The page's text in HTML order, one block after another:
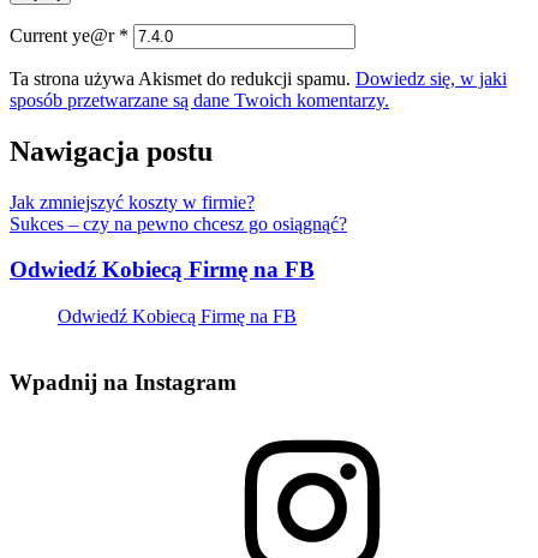
Current ye@r *
Ta strona używa Akismet do redukcji spamu. Dowiedz się, w jaki
sposób przetwarzane są dane Twoich komentarzy.
Nawigacja postu
Jak zmniejszyć koszty w firmie?
Sukces – czy na pewno chcesz go osiągnąć?
Odwiedź Kobiecą Firmę na FB
Odwiedź Kobiecą Firmę na FB
Wpadnij na Instagram